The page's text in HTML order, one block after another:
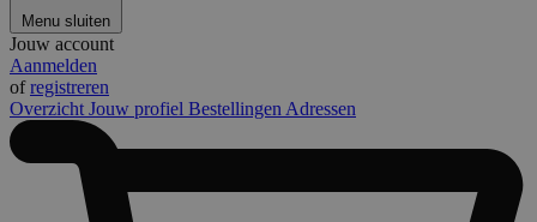
Menu sluiten
Jouw account
Aanmelden
ofregistreren
Overzicht Jouw profiel Bestellingen Adressen